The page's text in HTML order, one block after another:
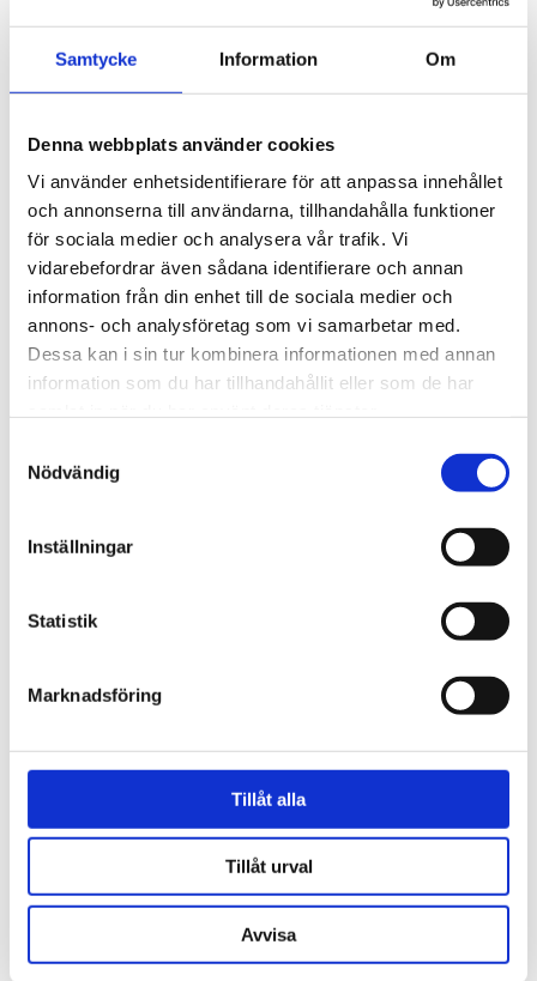
Samtycke Information Om
Denna webbplats använder cookies
Vi använder enhetsidentifierare för att anpassa innehållet
och annonserna till användarna, tillhandahålla funktioner
för sociala medier och analysera vår trafik. Vi
vidarebefordrar även sådana identifierare och annan
information från din enhet till de sociala medier och
annons- och analysföretag som vi samarbetar med.
Dessa kan i sin tur kombinera informationen med annan
information som du har tillhandahållit eller som de har
Nödvändig
Inställningar
Statistik
Marknadsföring
Tillåt alla
Tillåt urval
Avvisa
307 produkter
CHEHOMA
Vit domino box
CERERIA MOLLÀ 1899
Doftpinnar 100 ML.
CERERIA MOLLÀ 1899
Doftpinnar 100 ML. BASIL &
MANDARÍN
Unika dekorationer för varje rum